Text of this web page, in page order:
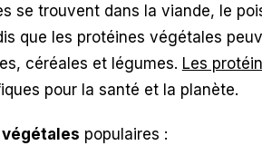
se trouvent dans la viande, le
que les protéines végétales
céréales et légumes. Les
pour la santé et la planète.
populaires :